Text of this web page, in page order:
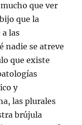
que ver
que la
las
nadie se atreve
que existe
y
las plurales
brújula